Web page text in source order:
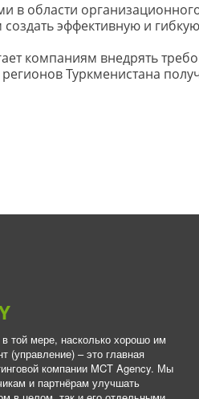
в области
эффективную и
компаниям внедрять
регионов Туркменистана
той мере, насколько хорошо им
(управление) – это главная
компании MCT Agency. Мы
и партнёрам улучшать